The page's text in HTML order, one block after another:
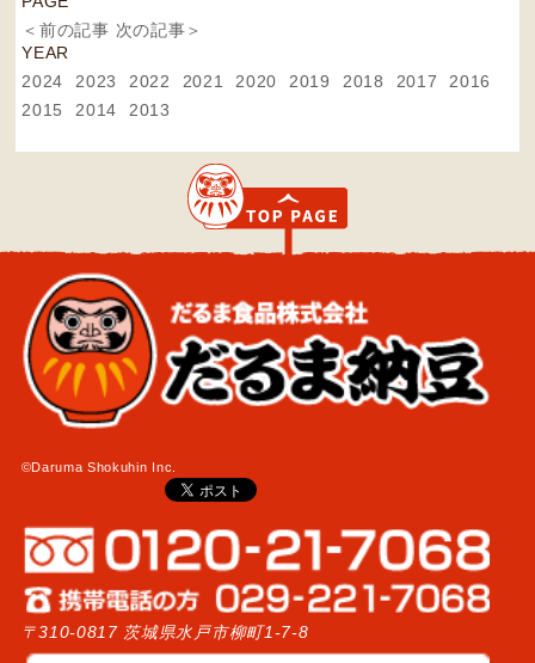
＜前の記事 次の記事＞
YEAR
2024
2023 2022 2021 2020 2019 2018 2017
2016
2015
2014 2013
©Daruma Shokuhin Inc.
〒310-0817 茨城県水戸市柳町1-7-8